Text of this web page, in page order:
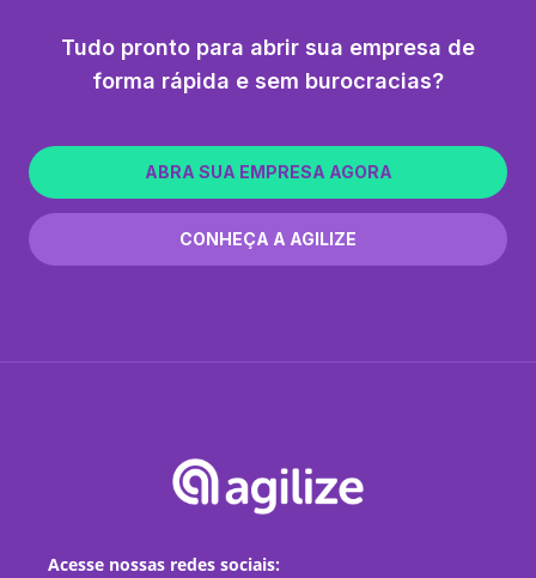
Tudo pronto para abrir sua empresa de
forma rápida e sem burocracias?
ABRA SUA EMPRESA AGORA
CONHEÇA A AGILIZE
Acesse nossas redes sociais: